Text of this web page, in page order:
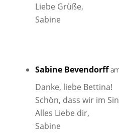
Liebe Grüße,
Sabine
Sabine Bevendorff
Danke, liebe Bettina!
Schön, dass wir im
Alles Liebe dir,
Sabine